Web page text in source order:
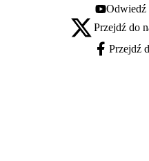
Youtube -
Odwiedź
X - otwiera się w nowej
Przejdź do
Facebook -
Przejdź